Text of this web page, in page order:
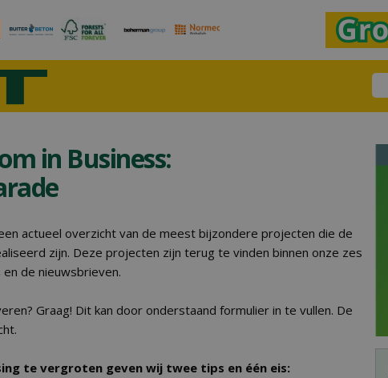
in Business:
actueel overzicht van de meest bijzondere projecten die de
zijn. Deze projecten zijn terug te vinden binnen onze zes
de nieuwsbrieven.
Graag! Dit kan door onderstaand formulier in te vullen. De
te vergroten geven wij twee tips en één eis: